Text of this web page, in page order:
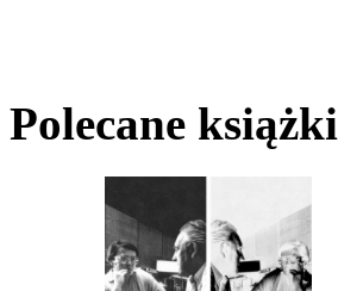
Polecane książki